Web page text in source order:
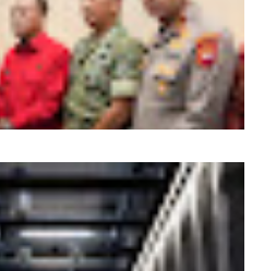
Pemprov Kalbar